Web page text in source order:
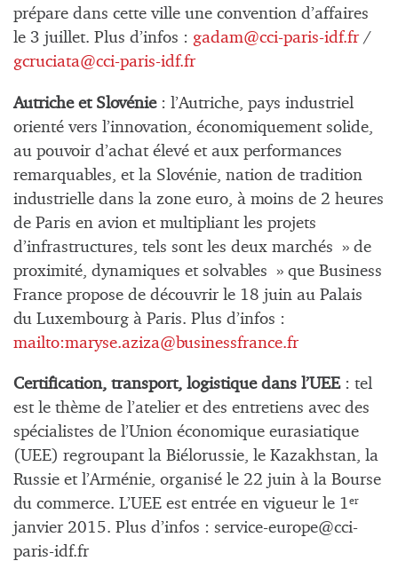
prépare dans cette ville une convention d’affaires
le 3 juillet. Plus d’infos : gadam@cci-paris-idf.fr/
gcruciata@cci-paris-idf.fr
Autriche et Slovénie: l’Autriche, pays industriel
orienté vers l’innovation, économiquement solide,
au pouvoir d’achat élevé et aux performances
remarquables, et la Slovénie, nation de tradition
industrielle dans la zone euro, à moins de 2 heures
de Paris en avion et multipliant les projets
d’infrastructures, tels sont les deux marchés » de
proximité, dynamiques et solvables » que Business
France propose de découvrir le 18 juin au Palais
du Luxembourg à Paris. Plus d’infos :
mailto:maryse.aziza@businessfrance.fr
Certification, transport, logistique dans l’UEE: tel
est le thème de l’atelier et des entretiens avec des
spécialistes de l’Union économique eurasiatique
(UEE) regroupant la Biélorussie, le Kazakhstan, la
Russie et l’Arménie, organisé le 22 juin à la Bourse
du commerce. L’UEE est entrée en vigueur le 1 er
janvier 2015. Plus d’infos : service-europe@cci-
paris-idf.fr